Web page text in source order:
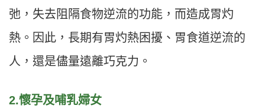
弛，失去阻隔食物逆流的功能，而造成胃灼
熱。因此，長期有胃灼熱困擾、胃食道逆流的
人，還是儘量遠離巧克力。
2.懷孕及哺乳婦女